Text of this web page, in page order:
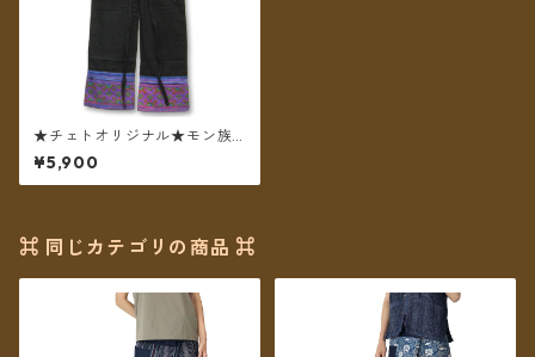
★チェトオリジナル★モン族
刺繍 スーパースリムタイパン
ツB
¥5,900
⌘ 同じカテゴリの商品 ⌘